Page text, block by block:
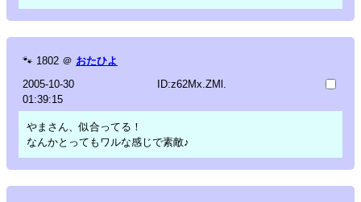
🐾 1802 ＠ おたひよ
2005-10-30
01:39:15
ID:z62Mx.ZMl.
やまさん、似合ってる！
なんかとってもワルな感じで素敵♪